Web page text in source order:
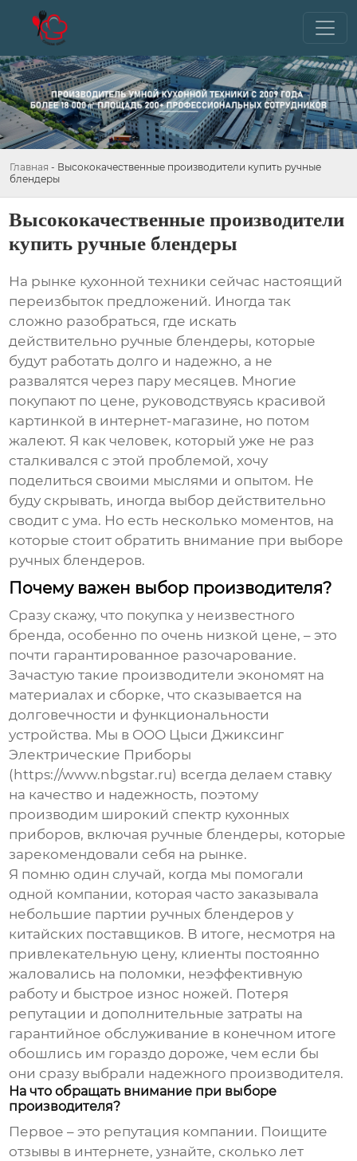
Главная - Высококачественные производители купить ручные
блендеры
Высококачественные производители
купить ручные блендеры
На рынке кухонной техники сейчас настоящий
переизбыток предложений. Иногда так
сложно разобраться, где искать
действительно ручные блендеры, которые
будут работать долго и надежно, а не
развалятся через пару месяцев. Многие
покупают по цене, руководствуясь красивой
картинкой в интернет-магазине, но потом
жалеют. Я как человек, который уже не раз
сталкивался с этой проблемой, хочу
поделиться своими мыслями и опытом. Не
буду скрывать, иногда выбор действительно
сводит с ума. Но есть несколько моментов, на
которые стоит обратить внимание при выборе
ручных блендеров.
Почему важен выбор производителя?
Сразу скажу, что покупка у неизвестного
бренда, особенно по очень низкой цене, – это
почти гарантированное разочарование.
Зачастую такие производители экономят на
материалах и сборке, что сказывается на
долговечности и функциональности
устройства. Мы в ООО Цыси Джиксинг
Электрические Приборы
(https://www.nbgstar.ru) всегда делаем ставку
на качество и надежность, поэтому
производим широкий спектр кухонных
приборов, включая ручные блендеры, которые
зарекомендовали себя на рынке.
Я помню один случай, когда мы помогали
одной компании, которая часто заказывала
небольшие партии ручных блендеров у
китайских поставщиков. В итоге, несмотря на
привлекательную цену, клиенты постоянно
жаловались на поломки, неэффективную
работу и быстрое износ ножей. Потеря
репутации и дополнительные затраты на
гарантийное обслуживание в конечном итоге
обошлись им гораздо дороже, чем если бы
они сразу выбрали надежного производителя.
На что обращать внимание при выборе
производителя?
Первое – это репутация компании. Поищите
отзывы в интернете, узнайте, сколько лет